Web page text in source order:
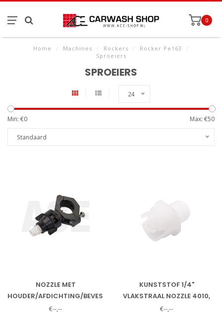
0
Home / Machines / Rockers / Rocker Pe163
/
Sproeiers
SPROEIERS
24
Min: €0 Max: €50
Standaard
NOZZLE MET
HOUDER/AFDICHTING/BEVESTIGING,
PE118/135/163/250
€--,--
KUNSTSTOF 1/4"
VLAKSTRAAL NOZZLE 4010,
PE118/135/163/250
€--,--